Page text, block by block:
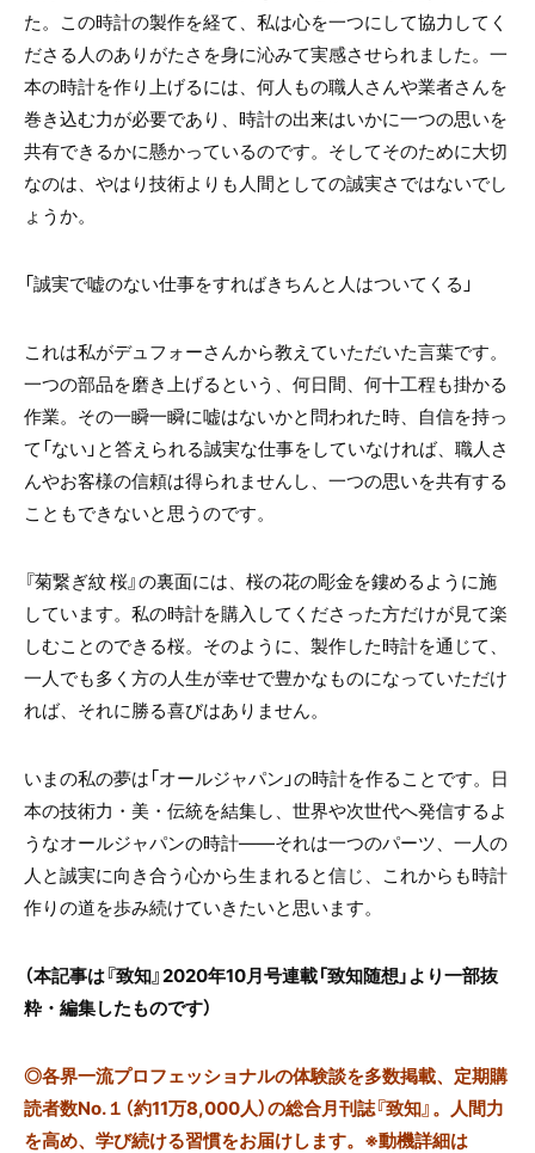
た。この時計の製作を経て、私は心を一つにして協力してく
ださる人のありがたさを身に沁みて実感させられました。一
本の時計を作り上げるには、何人もの職人さんや業者さんを
巻き込む力が必要であり、時計の出来はいかに一つの思いを
共有できるかに懸かっているのです。そしてそのために大切
なのは、やはり技術よりも人間としての誠実さではないでし
ょうか。
「誠実で嘘のない仕事をすればきちんと人はついてくる」
これは私がデュフォーさんから教えていただいた言葉です。
一つの部品を磨き上げるという、何日間、何十工程も掛かる
作業。その一瞬一瞬に嘘はないかと問われた時、自信を持っ
て「ない」と答えられる誠実な仕事をしていなければ、職人さ
んやお客様の信頼は得られませんし、一つの思いを共有する
こともできないと思うのです。
『菊繋ぎ紋 桜』の裏面には、桜の花の彫金を鏤めるように施
しています。私の時計を購入してくださった方だけが見て楽
しむことのできる桜。そのように、製作した時計を通じて、
一人でも多く方の人生が幸せで豊かなものになっていただけ
れば、それに勝る喜びはありません。
いまの私の夢は「オールジャパン」の時計を作ることです。日
本の技術力・美・伝統を結集し、世界や次世代へ発信するよ
うなオールジャパンの時計――それは一つのパーツ、一人の
人と誠実に向き合う心から生まれると信じ、これからも時計
作りの道を歩み続けていきたいと思います。
（本記事は『致知』2020年10月号連載「致知随想」より一部抜
粋・編集したものです）
◎各界一流プロフェッショナルの体験談を多数掲載、定期購
読者数No.１（約11万8,000人）の総合月刊誌『致知』。人間力
を高め、学び続ける習慣をお届けします。※動機詳細は